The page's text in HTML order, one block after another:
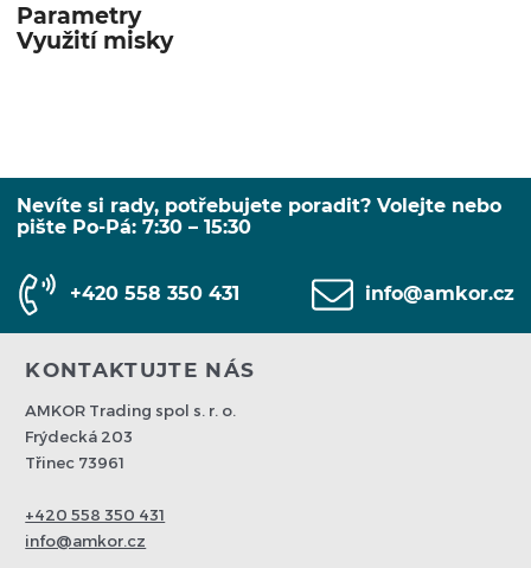
Parametry
Využití misky
Nevíte si rady, potřebujete poradit? Volejte nebo
pište Po-Pá: 7:30 – 15:30
+420 558 350 431 info@amkor.cz
KONTAKTUJTE NÁS
AMKOR Trading spol s. r. o.
Frýdecká 203
Třinec 73961
+420 558 350 431
info@amkor.cz